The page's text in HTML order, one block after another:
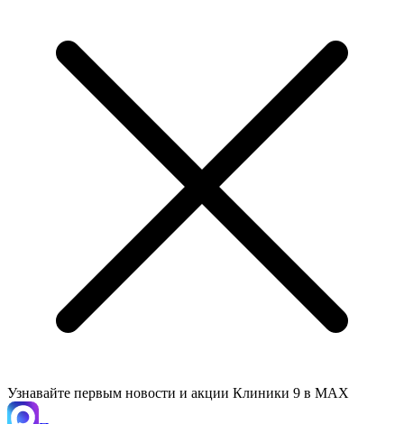
Узнавайте первым новости и акции Клиники 9 в MAX